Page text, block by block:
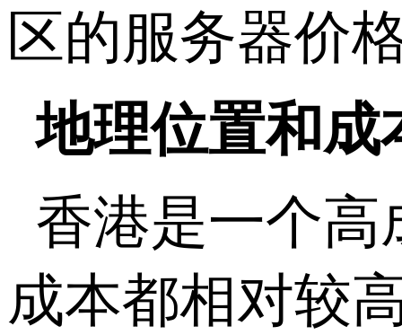
区的服务器价
地理位置和成
香港是一个高
成本都相对较